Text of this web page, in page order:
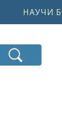
НАУЧИ